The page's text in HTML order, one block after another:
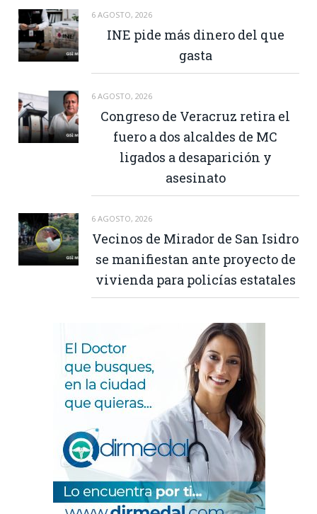
6 AGOSTO, 2026
INE pide más dinero del que
gasta
6 AGOSTO, 2026
Congreso de Veracruz retira el
fuero a dos alcaldes de MC
ligados a desaparición y
asesinato
6 AGOSTO, 2026
Vecinos de Mirador de San Isidro
se manifiestan ante proyecto de
vivienda para policías estatales